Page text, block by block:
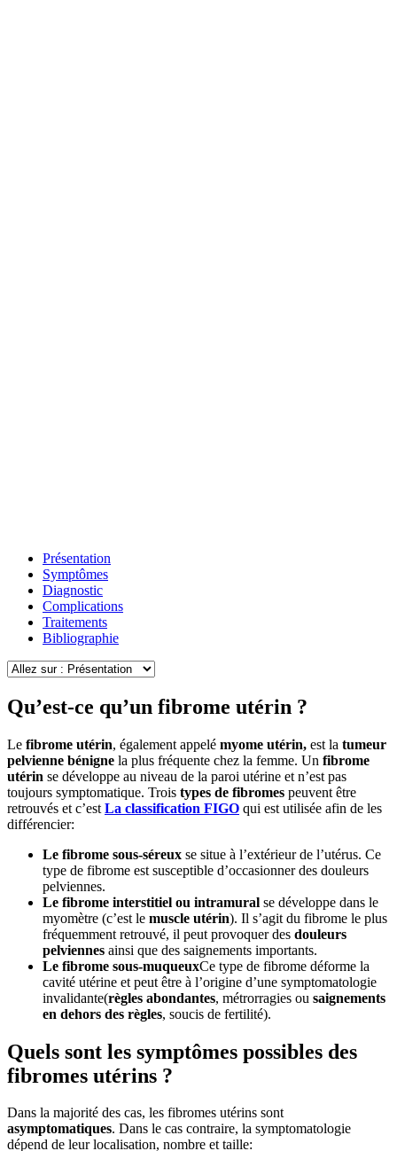
Présentation
Symptômes
Diagnostic
Complications
Traitements
Bibliographie
Qu’est-ce qu’un fibrome utérin ?
Le fibrome utérin, également appelé myome utérin, est la tumeur
pelvienne bénigne la plus fréquente chez la femme. Un fibrome
utérin se développe au niveau de la paroi utérine et n’est pas
toujours symptomatique. Trois types de fibromes peuvent être
retrouvés et c’est La classification FIGO qui est utilisée afin de les
différencier:
Le fibrome sous-séreux se situe à l’extérieur de l’utérus. Ce
type de fibrome est susceptible d’occasionner des douleurs
pelviennes.
Le fibrome interstitiel ou intramural se développe dans le
myomètre (c’est le muscle utérin). Il s’agit du fibrome le plus
fréquemment retrouvé, il peut provoquer des douleurs
pelviennes ainsi que des saignements importants.
Le fibrome sous-muqueuxCe type de fibrome déforme la
cavité utérine et peut être à l’origine d’une symptomatologie
invalidante(règles abondantes, métrorragies ou saignements
en dehors des règles, soucis de fertilité).
Quels sont les symptômes possibles des
fibromes utérins ?
Dans la majorité des cas, les fibromes utérins sont
asymptomatiques. Dans le cas contraire, la symptomatologie
dépend de leur localisation, nombre et taille: